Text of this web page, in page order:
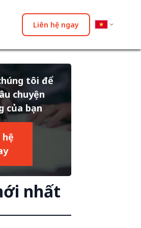
Liên hệ ngay
tôi để
chuyện
của bạn
hệ
nhất